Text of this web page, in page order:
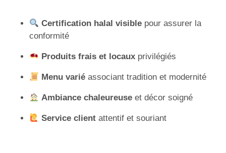
Certification halal visible pour assurer la
conformité
Produits frais et locaux privilégiés
Menu varié associant tradition et modernité
Ambiance chaleureuse et décor soigné
Service client attentif et souriant